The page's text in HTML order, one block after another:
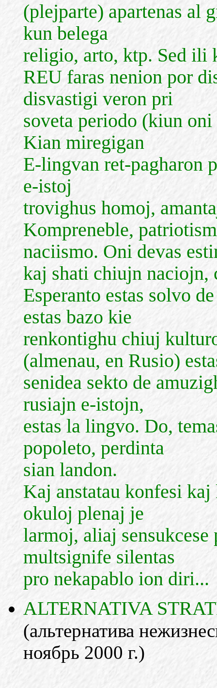
(plejparte) apartenas al
kun belega
religio, arto, ktp. Sed ili
REU faras nenion por
disvastigi veron pri
soveta periodo (kiun
Kian miregigan
E-lingvan ret-pagharon
e-istoj
trovighus homoj,
Kompreneble,
naciismo. Oni devas
kaj shati chiujn
Esperanto estas solvo
estas bazo kie
renkontighu chiuj
(almenau, en Rusio)
senidea sekto de
rusiajn e-istojn,
estas la lingvo. Do,
popoleto, perdinta
sian landon.
Kaj anstatau konfesi
okuloj plenaj je
larmoj, aliaj
multsignife silentas
pro nekapablo ion diri...
ALTERNATIVA
(альтернатива
ноябрь 2000 г.)